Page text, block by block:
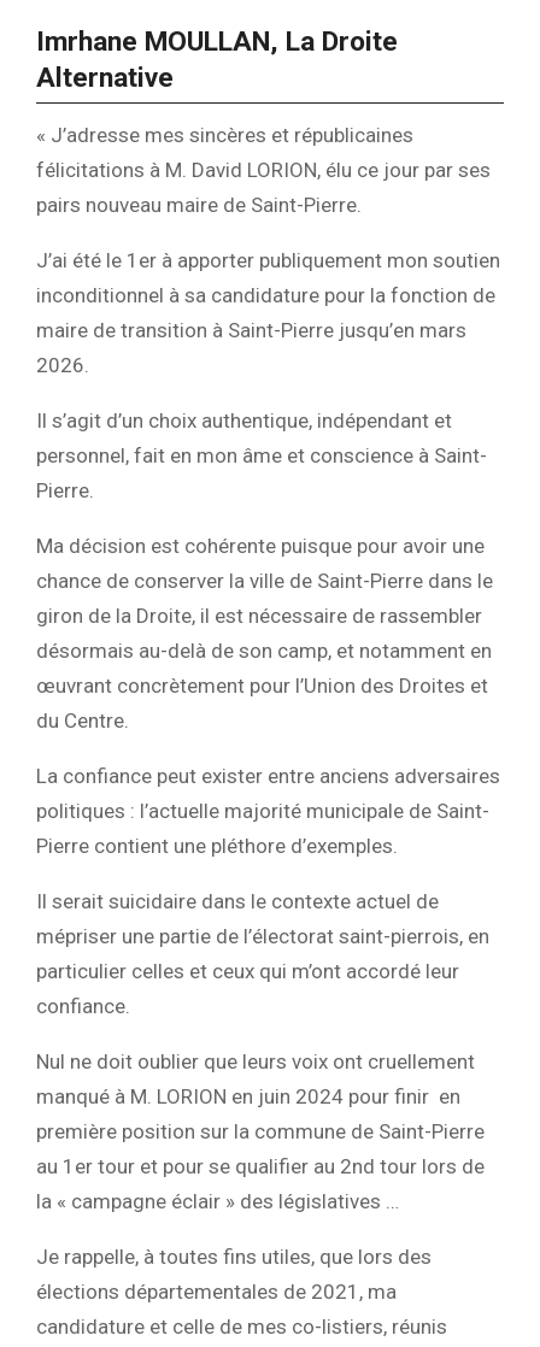
Imrhane MOULLAN, La Droite
Alternative
« J’adresse mes sincères et républicaines
félicitations à M. David LORION, élu ce jour par ses
pairs nouveau maire de Saint-Pierre.
J’ai été le 1er à apporter publiquement mon soutien
inconditionnel à sa candidature pour la fonction de
maire de transition à Saint-Pierre jusqu’en mars
2026.
Il s’agit d’un choix authentique, indépendant et
personnel, fait en mon âme et conscience à Saint-
Pierre.
Ma décision est cohérente puisque pour avoir une
chance de conserver la ville de Saint-Pierre dans le
giron de la Droite, il est nécessaire de rassembler
désormais au-delà de son camp, et notamment en
œuvrant concrètement pour l’Union des Droites et
du Centre.
La confiance peut exister entre anciens adversaires
politiques : l’actuelle majorité municipale de Saint-
Pierre contient une pléthore d’exemples.
Il serait suicidaire dans le contexte actuel de
mépriser une partie de l’électorat saint-pierrois, en
particulier celles et ceux qui m’ont accordé leur
confiance.
Nul ne doit oublier que leurs voix ont cruellement
manqué à M. LORION en juin 2024 pour finir en
première position sur la commune de Saint-Pierre
au 1er tour et pour se qualifier au 2nd tour lors de
la « campagne éclair » des législatives …
Je rappelle, à toutes fins utiles, que lors des
élections départementales de 2021, ma
candidature et celle de mes co-listiers, réunis